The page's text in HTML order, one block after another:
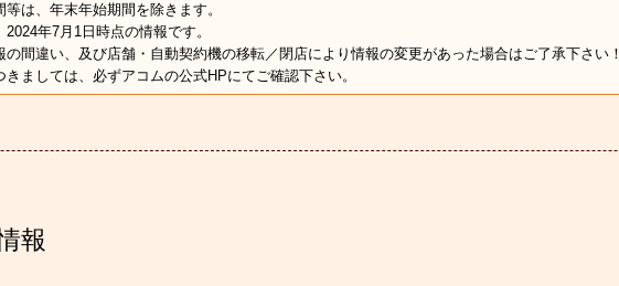
等は、年末年始期間を除きます。
2024年7月1日時点の情報です。
の間違い、及び店舗・自動契約機の移転／閉店により情報の変更があった場合はご了承下さい！
きましては、必ずアコムの公式HPにてご確認下さい。
報